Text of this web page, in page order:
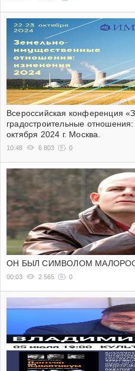
Всероссийская конференция
градостроительные
октября 2024 г. Москва.
10:48 6 803 0
ОН БЫЛ СИМВОЛОМ
00:03 2 565 0